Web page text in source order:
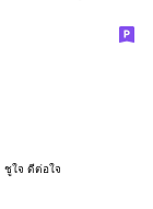
ชูใจ ดีต่อใจ